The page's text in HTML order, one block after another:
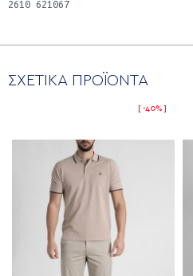
2610 621067
ΣΧΕΤΙΚΑ ΠΡΟΪΟΝΤΑ
-40%